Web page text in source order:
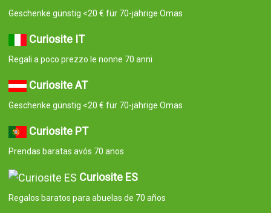
Geschenke günstig <20 € für 70-jährige Omas
Curiosite IT
Regali a poco prezzo le nonne 70 anni
Curiosite AT
Geschenke günstig <20 € für 70-jährige Omas
Curiosite PT
Prendas baratas avós 70 anos
Curiosite ES
Regalos baratos para abuelas de 70 años